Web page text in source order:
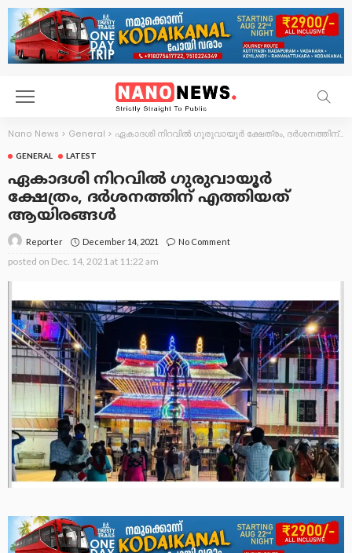
Nano News > General > ഏകാദശി നിറവിൽ ഗുരുവായൂർ ക്ഷേത്രം, ദർശനത്തിന് എത്തിയത് ആയിരങ്ങൾ
GENERAL LATEST
ഏകാദശി നിറവിൽ ഗുരുവായൂർ
ക്ഷേത്രം, ദർശനത്തിന് എത്തിയത്
ആയിരങ്ങൾ
Reporter December 14, 2021 No Comment
posted on Dec. 14, 2021 at 11:22 am